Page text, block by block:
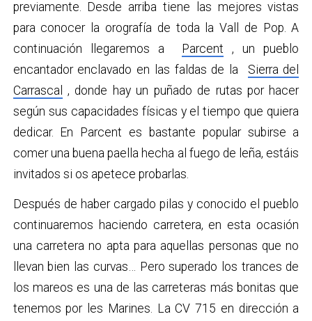
previamente. Desde arriba tiene las mejores vistas
para conocer la orografía de toda la Vall de Pop. A
continuación llegaremos a Parcent , un pueblo
encantador enclavado en las faldas de la Sierra del
Carrascal , donde hay un puñado de rutas por hacer
según sus capacidades físicas y el tiempo que quiera
dedicar. En Parcent es bastante popular subirse a
comer una buena paella hecha al fuego de leña, estáis
invitados si os apetece probarlas.
Después de haber cargado pilas y conocido el pueblo
continuaremos haciendo carretera, en esta ocasión
una carretera no apta para aquellas personas que no
llevan bien las curvas… Pero superado los trances de
los mareos es una de las carreteras más bonitas que
tenemos por les Marines. La CV 715 en dirección a